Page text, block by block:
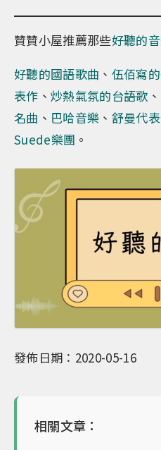
贊贊小屋推薦那些好聽的
好聽的國語歌曲 、 伍佰寫
表作 、炒熱氣氛的台語歌 、
名曲 、 巴哈音樂 、 舒曼代
Suede樂團 。
發佈日期：2020-05-16
相關文章：